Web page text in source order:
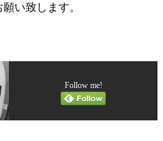
い致します。
Follow me!